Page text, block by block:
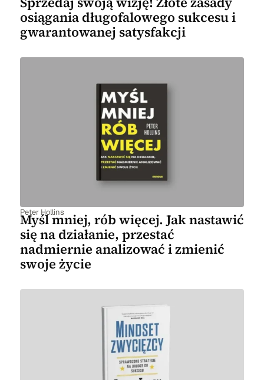
osiągania długofalowego sukcesu i
gwarantowanej satysfakcji
Peter Hollins
Myśl mniej, rób więcej. Jak nastawić
się na działanie, przestać
nadmiernie analizować i zmienić
swoje życie